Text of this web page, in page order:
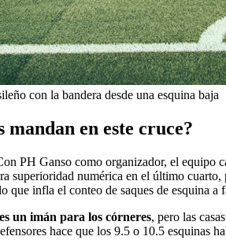
con la bandera desde una esquina baja
mandan en este cruce?
PH Ganso como organizador, el
superioridad numérica en el último
que infla el conteo de saques de esquina a
un imán para los córneres, pero las
hace que los 9.5 o 10.5 esquinas